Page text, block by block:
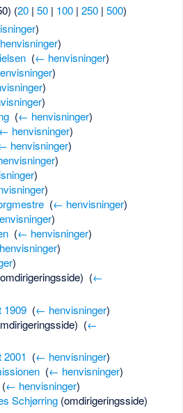
(20 |50 | 100 |250 |500)
)
)
‎ (← henvisninger)
)
)
)
‎ (← henvisninger)
henvisninger)
henvisninger)
)
)
)
‎ (← henvisninger)
)
‎ (← henvisninger)
)
)
(←
1909 (← henvisninger)
(←
(← henvisninger)
(← henvisninger)
(← henvisninger)
Schjørring(omdirigeringsside) ‎